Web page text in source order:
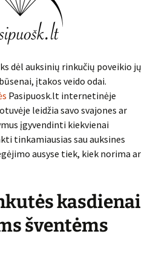
dėl auksinių rinkučių poveikio jų
įtakos veido odai.
Pasipuosk.lt internetinėje
leidžia savo svajones ar
įgyvendinti kiekvienai
tinkamiausias sau auksines
ausyse tiek, kiek norima ar
kasdienai
šventėms